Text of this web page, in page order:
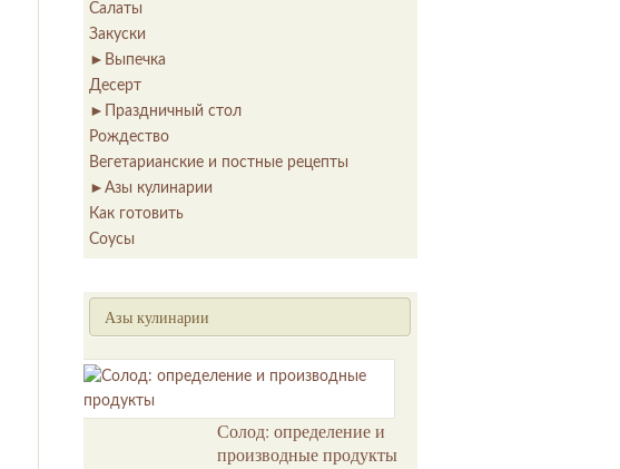
Салаты
Закуски
► Выпечка
Десерт
►
Праздничный стол
Рождество
Вегетарианские и постные рецепты
► Азы кулинарии
Как готовить
Соусы
Азы кулинарии
Солод: определение и
производные продукты